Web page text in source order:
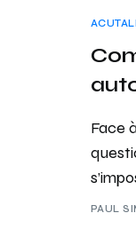
Face
PAUL